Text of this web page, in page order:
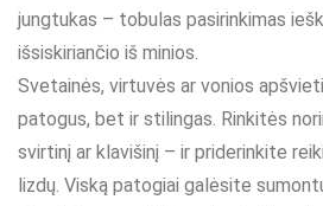
jungtukas – tobulas pasirinkimas
išsiskiriančio iš minios.
Svetainės, virtuvės ar vonios
patogus, bet ir stilingas. Rinkitės
svirtinį ar klavišinį – ir priderinkite
lizdų. Viską patogiai galėsite